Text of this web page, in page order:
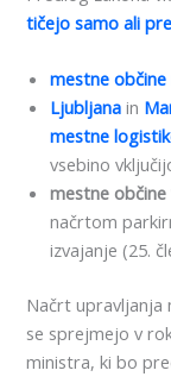
tičejo samo ali
mestne
Ljubljanain
mestne
vsebino
mestne
načrtom
izvajanje (25.
Načrt upravljanja
se sprejmejo v
ministra, ki bo